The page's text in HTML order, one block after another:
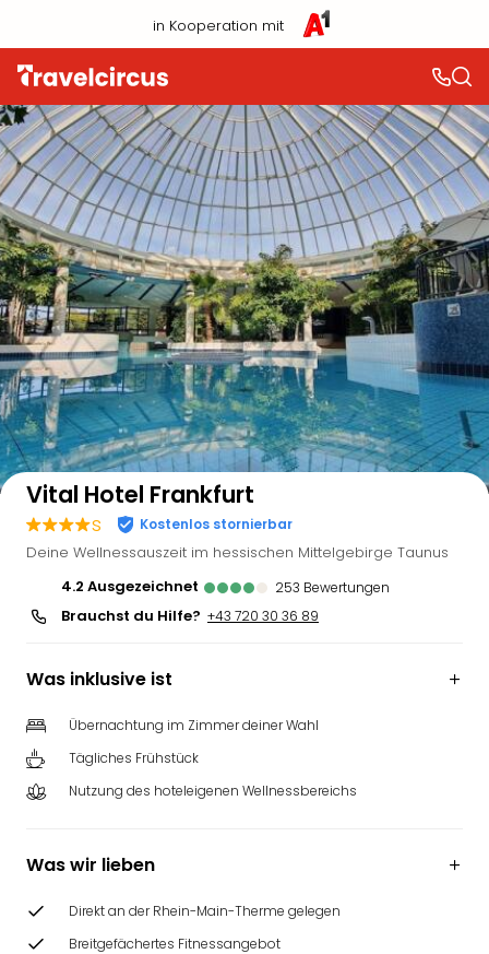
in Kooperation mit
Auf der Karte anzeigen
Vital Hotel Frankfurt
s Kostenlos stornierbar
Deine Wellnessauszeit im hessischen Mittelgebirge Taunus
4.2
ausgezeichnet 253 Bewertungen
Brauchst du Hilfe? +43 720 30 36 89
Was inklusive ist
Übernachtung im Zimmer deiner Wahl
Tägliches Frühstück
Nutzung des hoteleigenen Wellnessbereichs
Was wir lieben
Direkt an der Rhein-Main-Therme gelegen
Breitgefächertes Fitnessangebot